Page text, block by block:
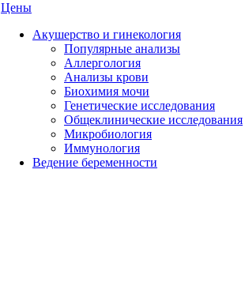
Цены
Акушерство и гинекология
Популярные анализы
Аллергология
Анализы крови
Биохимия мочи
Генетические исследования
Общеклинические исследования
Микробиология
Иммунология
Ведение беременности